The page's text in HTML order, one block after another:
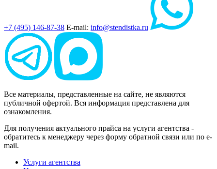
+7 (495) 146-87-38 E-mail: info@stendistka.ru
Все материалы, представленные на сайте, не являются
публичной офертой. Вся информация представлена для
ознакомления.
Для получения актуального прайса на услуги агентства -
обратитесь к менеджеру через форму обратной связи или по e-
mail.
Услуги агентства